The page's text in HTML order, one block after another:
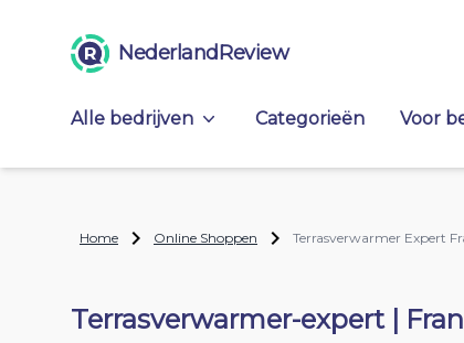
NederlandReview
Alle bedrijven Categorieën Voor
Home Online Shoppen Terrasverwarmer Expert
Terrasverwarmer-expert |